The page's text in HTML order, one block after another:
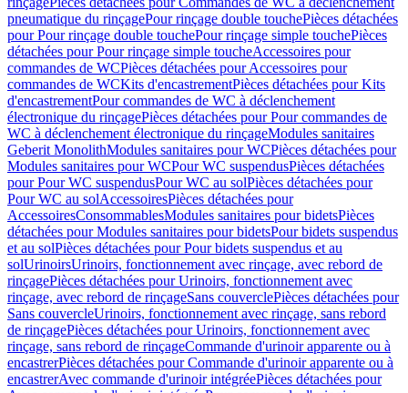
pneumatique du rinçagePour rinçage double touchePièces détachées
pour Pour rinçage double touchePour rinçage simple touchePièces
détachées pour Pour rinçage simple toucheAccessoires pour
commandes de WCPièces détachées pour Accessoires pour
commandes de WCKits d'encastrementPièces détachées pour Kits
d'encastrementPour commandes de WC à déclenchement
électronique du rinçagePièces détachées pour Pour commandes de
WC à déclenchement électronique du rinçageModules sanitaires
Geberit MonolithModules sanitaires pour WCPièces détachées pour
Modules sanitaires pour WCPour WC suspendusPièces détachées
pour Pour WC suspendusPour WC au solPièces détachées pour
Pour WC au solAccessoiresPièces détachées pour
AccessoiresConsommablesModules sanitaires pour bidetsPièces
détachées pour Modules sanitaires pour bidetsPour bidets suspendus
et au solPièces détachées pour Pour bidets suspendus et au
solUrinoirsUrinoirs, fonctionnement avec rinçage, avec rebord de
rinçagePièces détachées pour Urinoirs, fonctionnement avec
rinçage, avec rebord de rinçageSans couverclePièces détachées pour
Sans couvercleUrinoirs, fonctionnement avec rinçage, sans rebord
de rinçagePièces détachées pour Urinoirs, fonctionnement avec
rinçage, sans rebord de rinçageCommande d'urinoir apparente ou à
encastrerPièces détachées pour Commande d'urinoir apparente ou à
encastrerAvec commande d'urinoir intégréePièces détachées pour